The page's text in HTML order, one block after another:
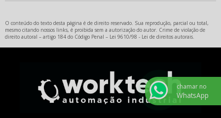
O conteúdo do texto desta página é de direito reservado. Sua reprodução, parcial ou total,
mesmo citando nossos links, é proibida sem a autorização do autor. Crime de violação de
direito autoral – artigo 184 do Código Penal – Lei 9610/98 - Lei de direitos autorais.
chamar no
WhatsApp